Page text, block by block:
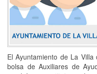
El Ayuntamiento de La
bolsa de Auxiliares de